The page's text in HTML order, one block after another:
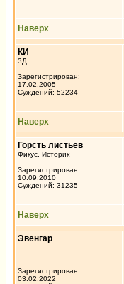
Наверх
КИ
3Д
Зарегистрирован:
17.02.2005
Суждений: 52234
Наверх
Горсть листьев
Фикус, Историк
Зарегистрирован:
10.09.2010
Суждений: 31235
Наверх
Эвенгар
Зарегистрирован:
03.02.2022